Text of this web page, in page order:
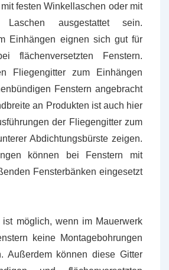
festen Winkellaschen oder mit
Laschen ausgestattet sein.
Einhängen eignen sich gut für
flächenversetzten Fenstern.
Fliegengitter zum Einhängen
Fenstern angebracht
an Produkten ist auch hier
der Fliegengitter zum
Abdichtungsbürste zeigen.
können bei Fenstern mit
Fensterbänken eingesetzt
ist möglich, wenn im Mauerwerk
keine Montagebohrungen
Außerdem können diese Gitter